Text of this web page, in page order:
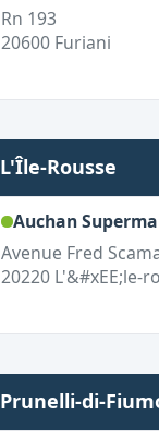
Rn 193
20600 Furiani
L'Île-Rousse
Auchan
Avenue Fred
20220 L'&#xEE;le-
Prunelli-di-